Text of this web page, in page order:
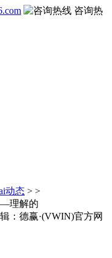
咨询热
动态 > >
理解的
：德赢·(VWIN)官方网